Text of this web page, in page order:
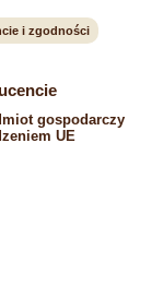
i zgodności
gospodarczy
UE